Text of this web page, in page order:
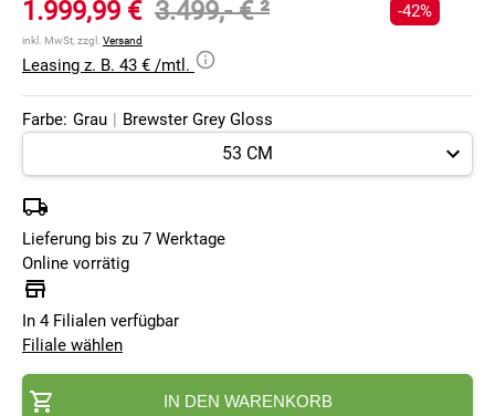
1.999,99 € 3.499,- €²
inkl. MwSt, zzgl. Versand
-42%
Leasing z. B. 43 € /mtl.
Farbe: Grau | Brewster Grey Gloss
Lieferung bis zu 7 Werktage
Online vorrätig
In 4 Filialen verfügbar
Filiale wählen
IN DEN WARENKORB